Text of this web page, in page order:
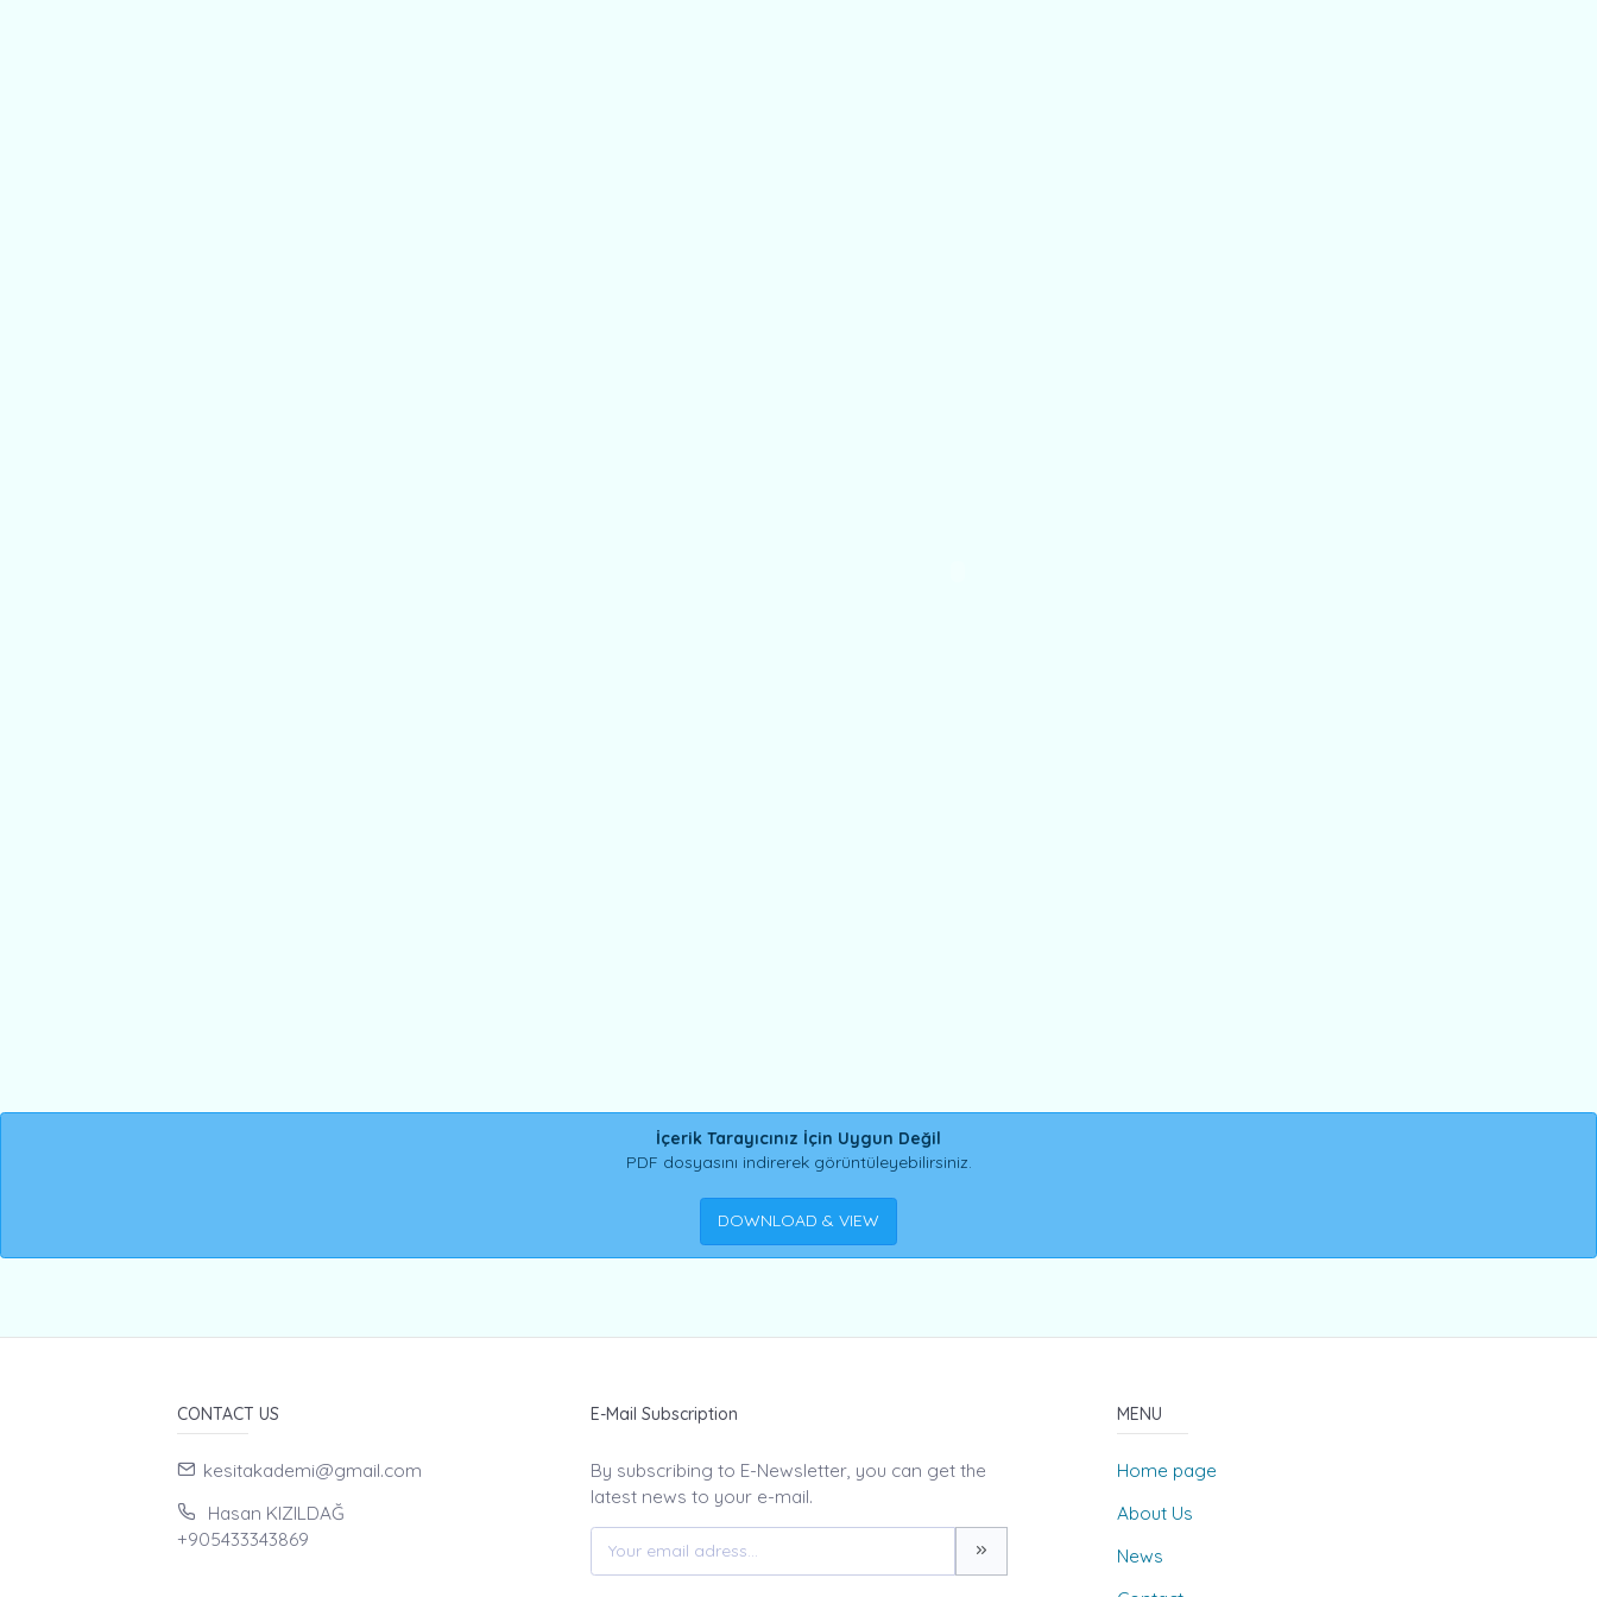
İçerik Tarayıcınız İçin Uygun Değil
PDF dosyasını indirerek görüntüleyebilirsiniz.
DOWNLOAD & VIEW
CONTACT US
kesitakademi@gmail.com
Hasan KIZILDAĞ
+905433343869
E-Mail Subscription
By subscribing to E-Newsletter, you can get the
latest news to your e-mail.
MENU
Home page
About Us
News